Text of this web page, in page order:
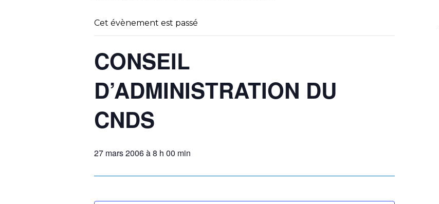
Cet évènement est passé
CONSEIL
D’ADMINISTRATION DU
CNDS
27 mars 2006 à 8 h 00 min